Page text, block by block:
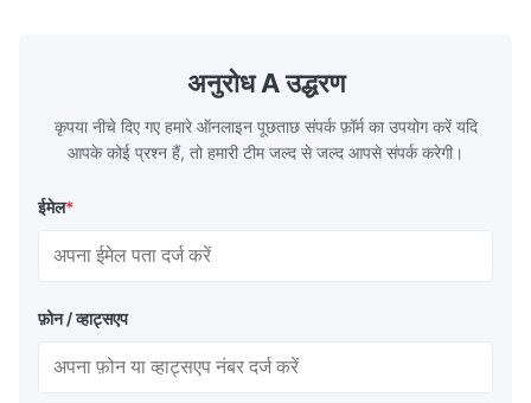
the basic component of boiler water
circulation loop.Because of both cooling
अनुरोध A उद्धरण
कृपया नीचे दिए गए हमारे ऑनलाइन पूछताछ संपर्क फ़ॉर्म का उपयोग करें यदि
आपके कोई प्रश्न हैं, तो हमारी टीम जल्द से जल्द आपसे संपर्क करेगी।
ईमेल*
फ़ोन / व्हाट्सएप